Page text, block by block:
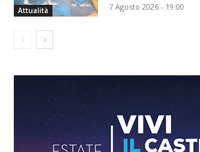
Attualità 7 Agosto 2026 - 19:00